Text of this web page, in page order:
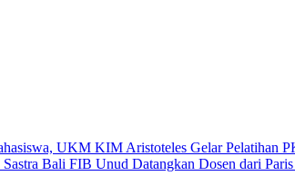
UKM KIM Aristoteles Gelar Pelatihan
Bali FIB Unud Datangkan Dosen dari